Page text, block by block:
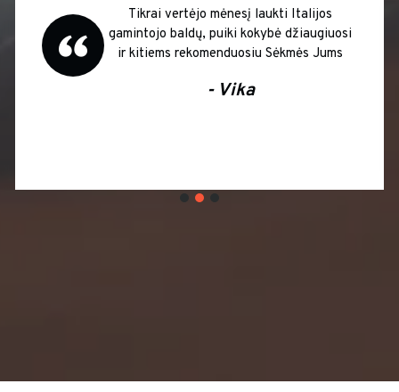
Tikrai vertėjo mėnesį laukti Italijos
gamintojo baldų, puiki kokybė džiaugiuosi
ir kitiems rekomenduosiu Sėkmės Jums
- Vika